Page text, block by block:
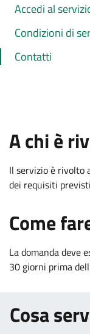
Accedi al
Condizioni di
Contatti
A chi è
Il servizio è rivolto
dei requisiti
Come
La domanda deve
30 giorni prima
Cosa